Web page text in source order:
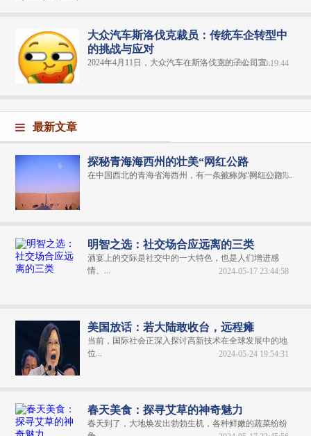
大众汽车斯洛伐克裁员：传统车企转型中
的挑战与应对
2024年4月11日，大众汽车在斯洛伐克的子公司宣...
2025-04-18 20:19:44
最新文章
探秘青海海西州的壮美“网红公路
在中国西北的青海省海西州，有一条被称为“网红公路”...
2024-06-04 20:31:06
明智之选：社交场合应远离的三类
酒宴上的交际是社交中的一大特色，也是人们增进感
情、...
2024-05-17 23:44:58
美国放话：若大陆敢收台，远程瘫
当前，国际社会正深入探讨高新技术在全球发展中的地
位...
2024-05-24 19:54:31
春天美食：探寻艾草的神奇魅力
春天到了，大地焕发出勃勃生机，各种鲜嫩的蔬菜纷纷